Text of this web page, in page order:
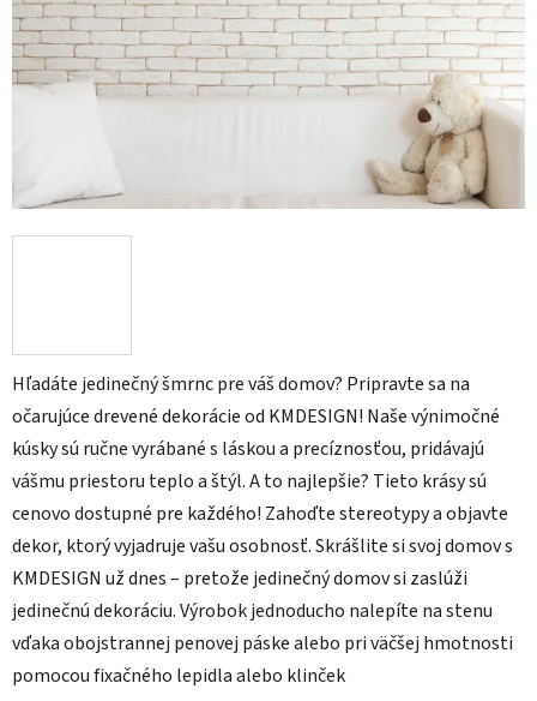
Hľadáte jedinečný šmrnc pre váš domov? Pripravte sa na
očarujúce drevené dekorácie od KMDESIGN! Naše výnimočné
kúsky sú ručne vyrábané s láskou a precíznosťou, pridávajú
vášmu priestoru teplo a štýl. A to najlepšie? Tieto krásy sú
cenovo dostupné pre každého! Zahoďte stereotypy a objavte
dekor, ktorý vyjadruje vašu osobnosť. Skrášlite si svoj domov s
KMDESIGN už dnes – pretože jedinečný domov si zaslúži
jedinečnú dekoráciu.Výrobok jednoducho nalepíte na stenu
vďaka obojstrannej penovej páske alebo pri väčšej hmotnosti
pomocou fixačného lepidla alebo klinček